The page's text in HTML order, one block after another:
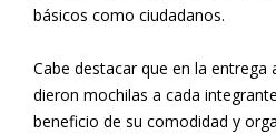
básicos como ciudadanos.
Cabe destacar que en la
dieron mochilas a cada
beneficio de su comodidad y